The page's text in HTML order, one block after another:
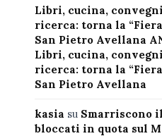
Libri, cucina,
ricerca: torna la
San Pietro Avellana
Libri, cucina,
ricerca: torna la
San Pietro Avellana
kasia su Smarriscono
bloccati in quota sul